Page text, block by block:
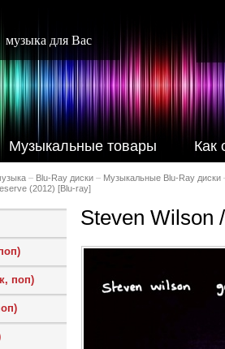
музыка для Вас
Музыкальные товары Как
– Blu-Ray диски – Музыкальные Blu-Ray диски
(2012) [Blu-ray]
поп)
Steven Wilson